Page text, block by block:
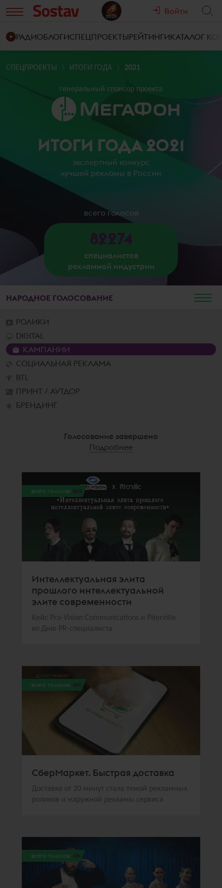
Войти
РАДИОБЛОГИСПЕЦПРОЕКТЫРЕЙТИНГИКАТАЛОГ
СПЕЦПРОЕКТЫ ИТОГИ ГОДА 2021
генеральный спонсор проекта
ИТОГИ ГОДА 2021
экспертный конкурс
лучшей рекламы в России
всего голосов
82274
специалистов
рекламной индустрии
НАРОДНОЕ ГОЛОСОВАНИЕ
РОЛИКИ
DIGITAL
КАМПАНИИ
СОЦИАЛЬНАЯ РЕКЛАМА
BTL
ПРИНТ / АУТДОР
БРЕНДИНГ
Голосование завершено
Подробнее
всего голосов: 1242
Интеллектуальная элита
прошлого интеллектуальной
элите современности
Кейс Pro-Vision Communications и Piterville
ко Дню PR-специалиста
всего голосов: 496
СберМаркет. Быстрая доставка
Доставка от 20 минут стала темой рекламных
роликов и наружной рекламы сервиса
всего голосов: 474